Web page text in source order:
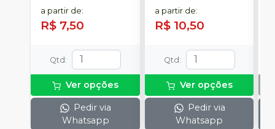
a partir de:
R$ 7,50
Qtd :
Ver opções
Pedir via
Whatsapp
a partir de:
R$ 10,50
Qtd :
Ver opções
Pedir via
Whatsapp